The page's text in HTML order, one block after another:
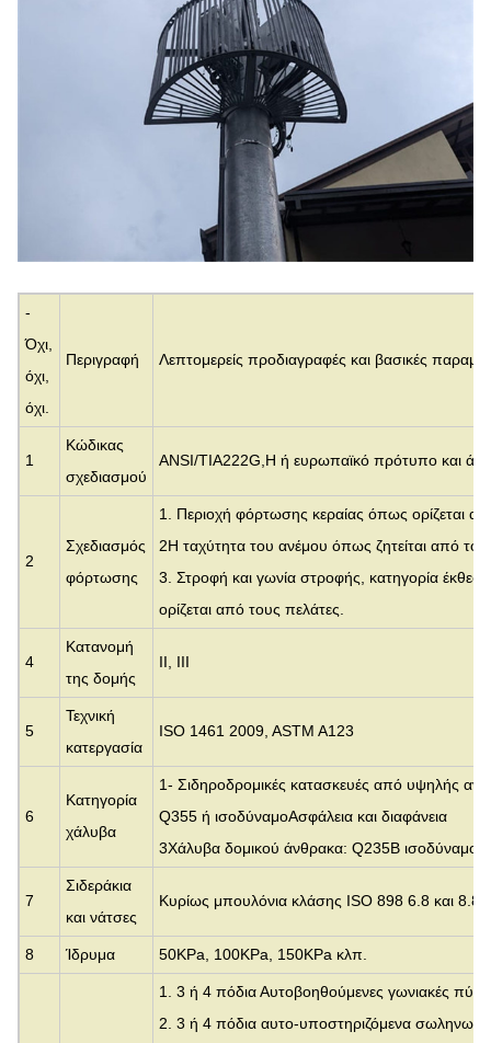
-
Όχι,
όχι,
όχι.
Περιγραφή Λεπτομερείς προδιαγραφές και βασικές
1
Κώδικας
σχεδιασμού
ANSI/TIA222G,H ή ευρωπαϊκό πρότυπο και
2
Σχεδιασμός
φόρτωσης
1. Περιοχή φόρτωσης κεραίας όπως ορίζεται
2Η ταχύτητα του ανέμου όπως ζητείται από
3. Στροφή και γωνία στροφής, κατηγορία
ορίζεται από τους πελάτες.
4
Κατανομή
της δομής
ΙΙ, III
5
Τεχνική
κατεργασία
ISO 1461 2009, ASTM A123
6
Κατηγορία
χάλυβα
1- Σιδηροδρομικές κατασκευές από υψηλής
Q355 ή ισοδύναμοΑσφάλεια και διαφάνεια
3Χάλυβα δομικού άνθρακα: Q235B ισοδύναμο
7
Σιδεράκια
και νάτσες
Κυρίως μπουλόνια κλάσης ISO 898 6.8 και 8.8
8 Ίδρυμα 50KPa, 100KPa, 150KPa κλπ.
1. 3 ή 4 πόδια Αυτοβοηθούμενες γωνιακές
2. 3 ή 4 πόδια αυτο-υποστηριζόμενα